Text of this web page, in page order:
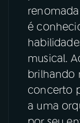
é
musical.
brilhando
concerto
a uma